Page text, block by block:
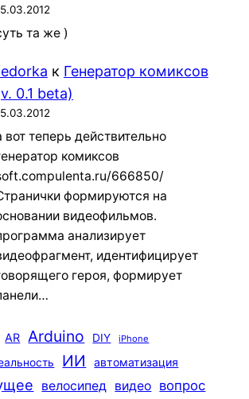
та же )
к Генератор комиксов
0.1 beta)
вот теперь действительно
комиксов
666850/
формируются на
видеофильмов.
анализирует
идентифицирует
героя, формирует
AR Arduino DIY iPhone
ИИ автоматизация
велосипед видео вопрос